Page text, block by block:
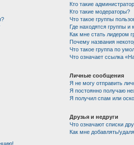
Кто такие
Кто такие модераторы?
Что такое группы
Где находятся группы и
Как мне стать лидером
Почему названия
Что такое группа по
Что означает ссылка
Личные сообщения
Я не могу отправить
Я постоянно получаю
Я получил спам или
Друзья и недруги
Что означают списки
Как мне добавлять/